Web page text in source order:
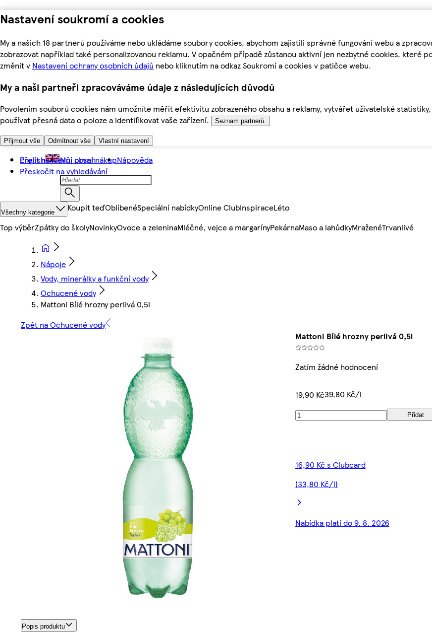
Nastavení soukromí a cookies
My a našich 18 partnerů používáme nebo ukládáme soubory cookies, abychom zajistili správné fungování webu a
zobrazovat například také personalizovanou reklamu. V opačném případě zůstanou aktivní jen nezbytné cookies, které
změnit v Nastavení ochrany osobních údajů nebo kliknutím na odkaz Soukromí a cookies v patičce webu.
My a naši partneři zpracováváme údaje z následujících důvodů
Povolením souborů cookies nám umožníte měřit efektivitu zobrazeného obsahu a reklamy, vytvářet uživatelské
používat přesná data o poloze a identifikovat vaše zařízení.
Seznam partnerů.
Přijmout vše Odmítnout vše Vlastní nastavení
Přejít na hlavní obsah
Přeskočit na vyhledávání
English Můj první nákupNápověda
Všechny kategorie Koupit teďOblíbenéSpeciální nabídkyOnline ClubInspiraceLéto
Top výběrZpátky do školyNovinkyOvoce a zeleninaMléčné, vejce a margarínyPekárnaMaso a lahůdkyMraženéTrvanlivé
Nápoje
Vody, minerálky a funkční vody
Ochucené vody
Mattoni Bílé hrozny perlivá 0,5l
Zpět na Ochucené vody
Mattoni Bílé hrozny perlivá 0,5l
Zatím žádné hodnocení
19,90 Kč39,80 Kč/l
Přidat
16,90 Kč s Clubcard
(33,80 Kč/l)
Nabídka platí do 9. 8. 2026
Popis produktu